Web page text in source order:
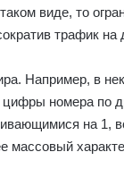
виде, то
трафик на
Например, в
номера по
на 1,
массовый